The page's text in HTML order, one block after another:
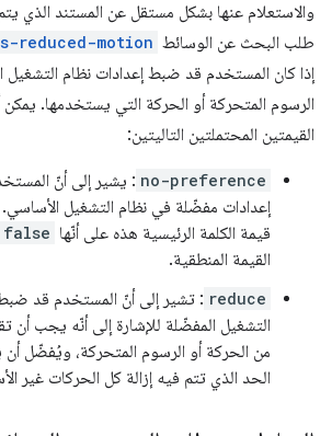
والاستعلام عنها بشكل مستقل عن المستند الذي
طلب البحث عن الوسائط reduced-motion
إذا كان المستخدم قد ضبط إعدادات نظام التشغيل
الرسوم المتحركة أو الحركة التي يستخدمها.
القيمتين المحتملتين التاليتين:
no-preference : يشير إلى أنّ
إعدادات مفضّلة في نظام التشغيل
قيمة الكلمة الرئيسية هذه على أنّها false
القيمة المنطقية.
reduce : تشير إلى أنّ المستخدم قد
التشغيل المفضّلة للإشارة إلى أنّه يجب أن
من الحركة أو الرسوم المتحركة، ويُفضّل أن
الحد الذي تتم فيه إزالة كل الحركات غير